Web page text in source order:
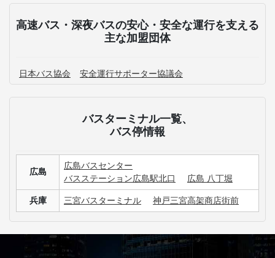
高速バス・深夜バスの安心・安全な運行を支える
主な加盟団体
日本バス協会 安全運行サポーター協議会
バスターミナル一覧、
バス停情報
広島
広島バスセンター
バスステーション広島駅北口
広島 八丁堀
兵庫 三宮バスターミナル 神戸三宮高架商店街前